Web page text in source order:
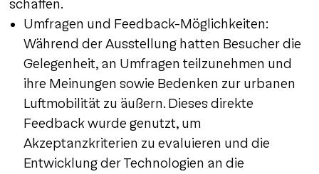
schaffen.
Umfragen und Feedback-Möglichkeiten:
Während der Ausstellung hatten Besucher die
Gelegenheit, an Umfragen teilzunehmen und
ihre Meinungen sowie Bedenken zur urbanen
Luftmobilität zu äußern. Dieses direkte
Feedback wurde genutzt, um
Akzeptanzkriterien zu evaluieren und die
Entwicklung der Technologien an die